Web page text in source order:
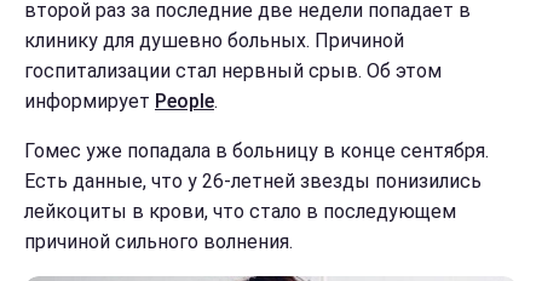
второй раз за последние две недели попадает в
клинику для душевно больных. Причиной
госпитализации стал нервный срыв. Об этом
информирует People.
Гомес уже попадала в больницу в конце сентября.
Есть данные, что у 26-летней звезды понизились
лейкоциты в крови, что стало в последующем
причиной сильного волнения.